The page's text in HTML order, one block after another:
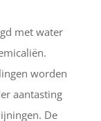
met water
worden
aantasting
De